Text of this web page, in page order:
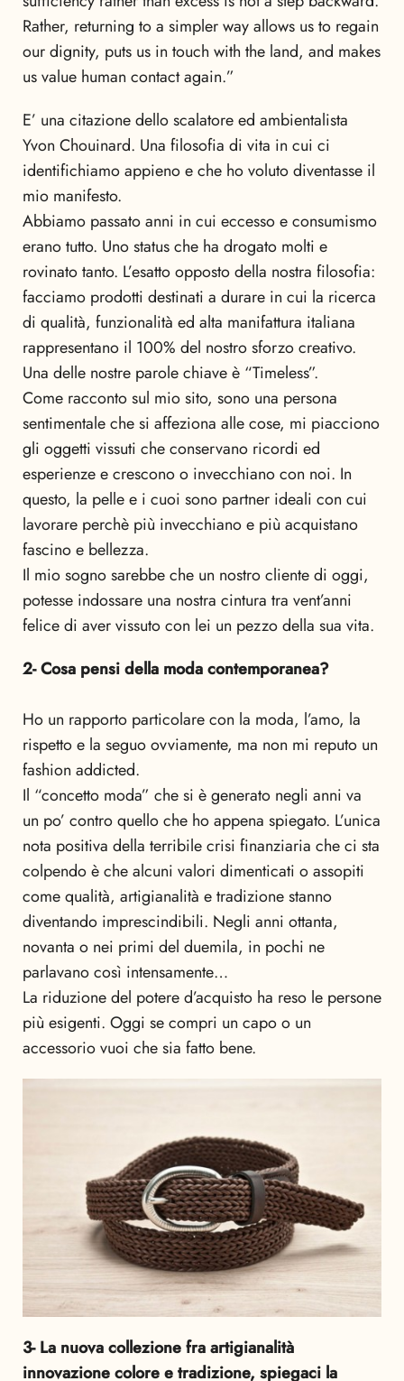
Rather, returning to a simpler way allows us to regain
our dignity, puts us in touch with the land, and makes
us value human contact again.”
E’ una citazione dello scalatore ed ambientalista
Yvon Chouinard. Una filosofia di vita in cui ci
identifichiamo appieno e che ho voluto diventasse il
mio manifesto.
Abbiamo passato anni in cui eccesso e consumismo
erano tutto. Uno status che ha drogato molti e
rovinato tanto. L’esatto opposto della nostra filosofia:
facciamo prodotti destinati a durare in cui la ricerca
di qualità, funzionalità ed alta manifattura italiana
rappresentano il 100% del nostro sforzo creativo.
Una delle nostre parole chiave è “Timeless”.
Come racconto sul mio sito, sono una persona
sentimentale che si affeziona alle cose, mi piacciono
gli oggetti vissuti che conservano ricordi ed
esperienze e crescono o invecchiano con noi. In
questo, la pelle e i cuoi sono partner ideali con cui
lavorare perchè più invecchiano e più acquistano
fascino e bellezza.
Il mio sogno sarebbe che un nostro cliente di oggi,
potesse indossare una nostra cintura tra vent’anni
felice di aver vissuto con lei un pezzo della sua vita.
2- Cosa pensi della moda contemporanea?
Ho un rapporto particolare con la moda, l’amo, la
rispetto e la seguo ovviamente, ma non mi reputo un
fashion addicted.
Il “concetto moda” che si è generato negli anni va
un po’ contro quello che ho appena spiegato. L’unica
nota positiva della terribile crisi finanziaria che ci sta
colpendo è che alcuni valori dimenticati o assopiti
come qualità, artigianalità e tradizione stanno
diventando imprescindibili. Negli anni ottanta,
novanta o nei primi del duemila, in pochi ne
parlavano così intensamente…
La riduzione del potere d’acquisto ha reso le persone
più esigenti. Oggi se compri un capo o un
accessorio vuoi che sia fatto bene.
3- La nuova collezione fra artigianalità
innovazione colore e tradizione, spiegaci la